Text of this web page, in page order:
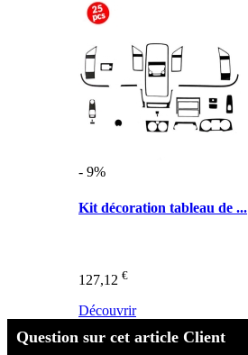
- 9%
Kit décoration tableau de ...
127,12 €
Découvrir
Question sur cet article Client